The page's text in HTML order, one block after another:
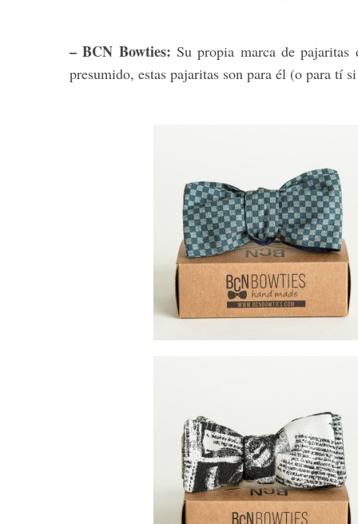
– BCN Bowties: Su propia marca de pajaritas
presumido, estas pajaritas son para él (o para tí